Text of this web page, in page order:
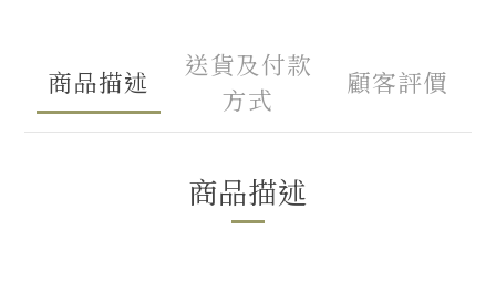
商品描述
送貨及付款
方式
顧客評價
商品描述